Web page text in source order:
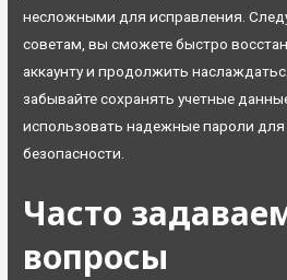
несложными для исправления.
советам, вы сможете быстро
аккаунту и продолжить
забывайте сохранять учетные
использовать надежные пароли
безопасности.
Часто
вопросы